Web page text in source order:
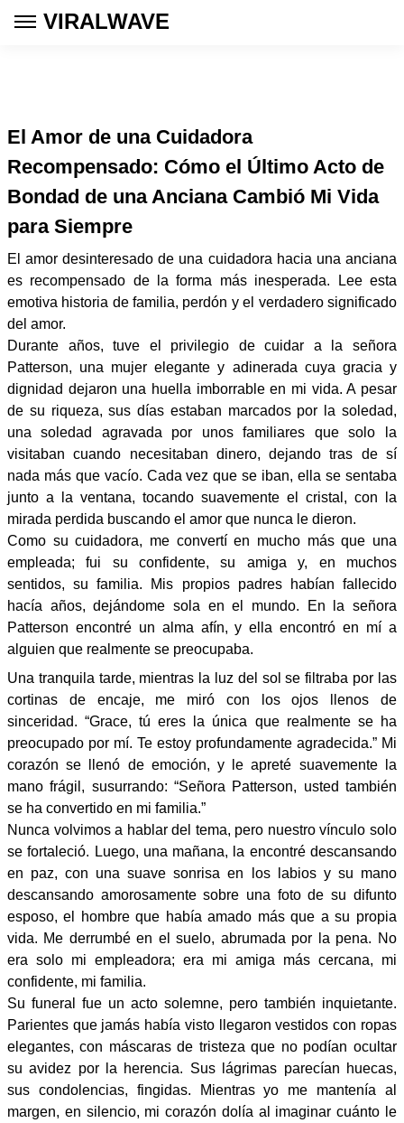
VIRALWAVE
El Amor de una Cuidadora
Recompensado: Cómo el Último Acto de
Bondad de una Anciana Cambió Mi Vida
para Siempre
El amor desinteresado de una cuidadora hacia una anciana
es recompensado de la forma más inesperada. Lee esta
emotiva historia de familia, perdón y el verdadero significado
del amor.
Durante años, tuve el privilegio de cuidar a la señora
Patterson, una mujer elegante y adinerada cuya gracia y
dignidad dejaron una huella imborrable en mi vida. A pesar
de su riqueza, sus días estaban marcados por la soledad,
una soledad agravada por unos familiares que solo la
visitaban cuando necesitaban dinero, dejando tras de sí
nada más que vacío. Cada vez que se iban, ella se sentaba
junto a la ventana, tocando suavemente el cristal, con la
mirada perdida buscando el amor que nunca le dieron.
Como su cuidadora, me convertí en mucho más que una
empleada; fui su confidente, su amiga y, en muchos
sentidos, su familia. Mis propios padres habían fallecido
hacía años, dejándome sola en el mundo. En la señora
Patterson encontré un alma afín, y ella encontró en mí a
alguien que realmente se preocupaba.
Una tranquila tarde, mientras la luz del sol se filtraba por las
cortinas de encaje, me miró con los ojos llenos de
sinceridad. “Grace, tú eres la única que realmente se ha
preocupado por mí. Te estoy profundamente agradecida.” Mi
corazón se llenó de emoción, y le apreté suavemente la
mano frágil, susurrando: “Señora Patterson, usted también
se ha convertido en mi familia.”
Nunca volvimos a hablar del tema, pero nuestro vínculo solo
se fortaleció. Luego, una mañana, la encontré descansando
en paz, con una suave sonrisa en los labios y su mano
descansando amorosamente sobre una foto de su difunto
esposo, el hombre que había amado más que a su propia
vida. Me derrumbé en el suelo, abrumada por la pena. No
era solo mi empleadora; era mi amiga más cercana, mi
confidente, mi familia.
Su funeral fue un acto solemne, pero también inquietante.
Parientes que jamás había visto llegaron vestidos con ropas
elegantes, con máscaras de tristeza que no podían ocultar
su avidez por la herencia. Sus lágrimas parecían huecas,
sus condolencias, fingidas. Mientras yo me mantenía al
margen, en silencio, mi corazón dolía al imaginar cuánto le